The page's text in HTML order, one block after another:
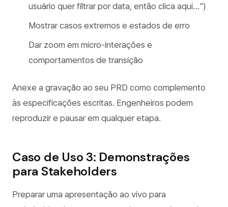
usuário quer filtrar por data, então clica aqui…”)
Mostrar casos extremos e estados de erro
Dar zoom em micro-interações e
comportamentos de transição
Anexe a gravação ao seu PRD como complemento
às especificações escritas. Engenheiros podem
reproduzir e pausar em qualquer etapa.
Caso de Uso 3: Demonstrações
para Stakeholders
Preparar uma apresentação ao vivo para